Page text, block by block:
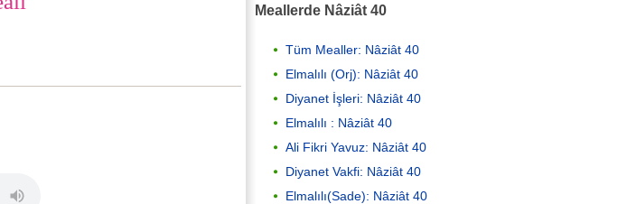
Meallerde Nâziât 40
Tüm Mealler: Nâziât 40
Elmalılı (Orj): Nâziât 40
Diyanet İşleri: Nâziât 40
Elmalılı : Nâziât 40
Ali Fikri Yavuz: Nâziât 40
Diyanet Vakfi: Nâziât 40
Elmalılı(Sade): Nâziât 40